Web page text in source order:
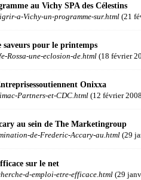
au Vichy SPA des Célestins
a-Vichy-un-programme-sur.html (21
saveurs pour le printemps
Rossa-une-eclosion-de.html (18 février
Onixxa
Partners-et-CDC.html (12 février
au sein de The Marketingroup
de-Frederic-Accary-au.html (29
sur le net
d-emploi-etre-efficace.html (29